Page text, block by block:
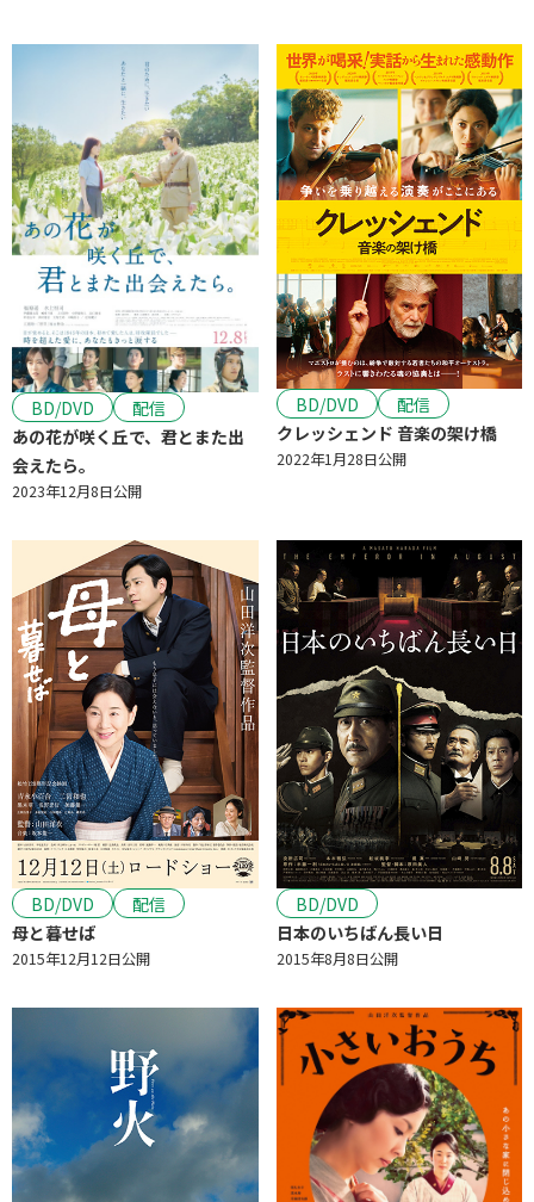
OVA
ドキュメンタリー
その他
記録映画
配信サービス
U-Next FOD Hulu Netflix
Amazon Prime Video
iTunes
GooglePlay J:COMオンデマンド Lemino
RakutenTV
YouTube 松竹公式 ひかりTV
TELASA
ビデオマーケット みるプラス music.jp DMM TV
スカパー！ondemand
公開年
1921 2026
検索
深作欣二監督作品
BD/DVD
配信
あの花が咲く丘で、君とまた出
会えたら。
2023年12月8日公開
BD/DVD
配信
クレッシェンド 音楽の架け橋
2022年1月28日公開
BD/DVD
配信
母と暮せば
2015年12月12日公開
BD/DVD
日本のいちばん長い日
2015年8月8日公開